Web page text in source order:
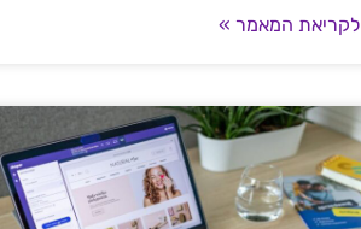
לקריאת המאמר »